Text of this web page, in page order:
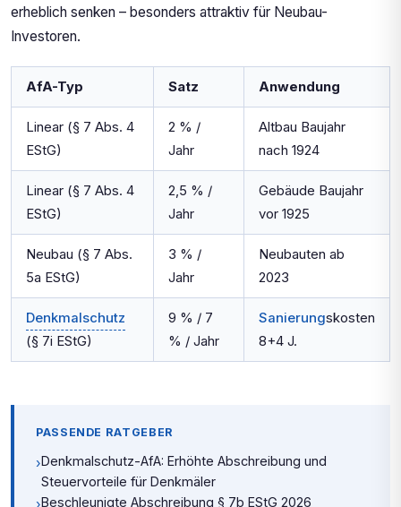
erheblich senken – besonders attraktiv für Neubau-
Investoren.
AfA-Typ Satz Anwendung
Linear (§ 7 Abs. 4
EStG)
2 % /
Jahr
Altbau Baujahr
nach 1924
Linear (§ 7 Abs. 4
EStG)
2,5 % /
Jahr
Gebäude Baujahr
vor 1925
Neubau (§ 7 Abs.
5a EStG)
3 % /
Jahr
Neubauten ab
2023
Denkmalschutz
(§ 7i EStG)
9 % / 7
% / Jahr
Sanierungskosten
8+4 J.
PASSENDE RATGEBER
›Denkmalschutz-AfA: Erhöhte Abschreibung und
Steuervorteile für Denkmäler
›Beschleunigte Abschreibung § 7b EStG 2026